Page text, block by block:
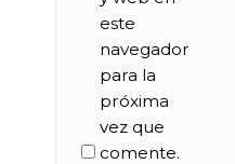
este
navegador
para la
próxima
vez que
comente.